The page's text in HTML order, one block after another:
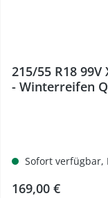
215/55 R18
- Winterreifen
Sofort verfügbar,
Regulärer Preis:
169,00 €